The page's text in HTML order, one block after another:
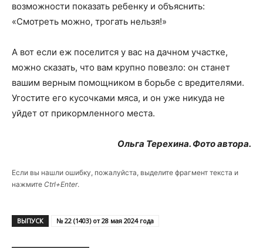
возможности показать ребенку и объяснить:
«Смотреть можно, трогать нельзя!»
А вот если еж поселится у вас на дачном участке,
можно сказать, что вам крупно повезло: он станет
вашим верным помощником в борьбе с вредителями.
Угостите его кусочками мяса, и он уже никуда не
уйдет от прикормленного места.
Ольга Терехина. Фото автора.
Если вы нашли ошибку, пожалуйста, выделите фрагмент текста и
нажмите Ctrl+Enter.
ВЫПУСК № 22 (1403) от 28 мая 2024 года